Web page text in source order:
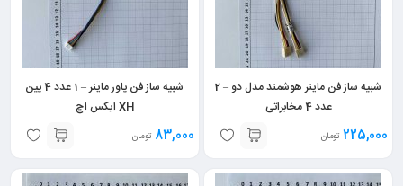
شبیه ساز فن ماینر هوشمند مدل دو – 2
عدد 4 مخابراتی
225,000 تومان
شبیه ساز فن پاور ماینر – 1 عدد 4 پین
XH ایکس اچ
83,000 تومان